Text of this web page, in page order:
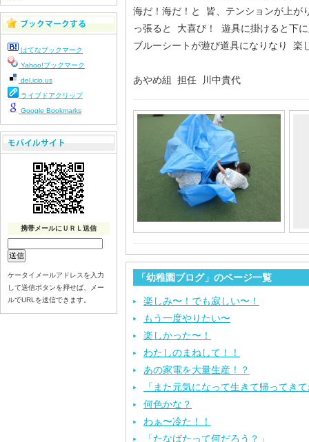
海だ！海だ！と 皆、テンションが上
っ張ると 大喜び！ 遊具に掛けると下
ブルーシートが遊び道具になりなり 楽
あやめ組 担任 川中貴代
「幼稚園ブログ」のページ一覧
楽しみ〜！でも寂しい〜！
もう一度やりたい〜
楽しかった〜！
わたしのまねして！！
あの家電を大量生産！？
「また元気になって生きて帰ってき
何色かな？
わぁ〜冷た！！
「たなばたって何だろう？」
はてなブックマーク
Yahoo!ブックマーク
del.icio.us
ライブドアクリップ
Google Bookmarks
携帯メールにＵＲＬ送信
ケータイメールアドレスを入力
して送信ボタンを押せば、メー
ルでURLを送信できます。